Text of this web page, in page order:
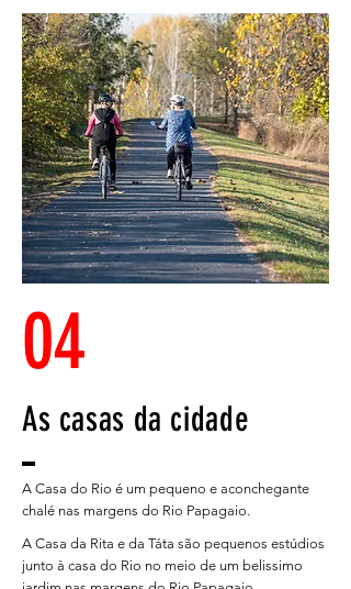
04
As casas da cidade
A Casa do Rio é um pequeno e aconchegante
chalé nas margens do Rio Papagaio.
A Casa da Rita e da Táta são pequenos estúdios
junto à casa do Rio no meio de um belissimo